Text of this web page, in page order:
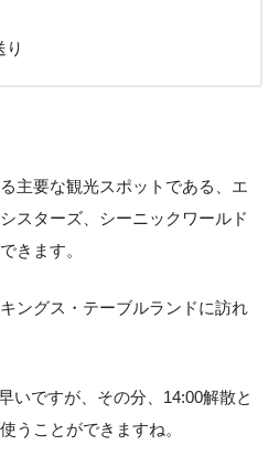
り
主要な観光スポットである、エ
スターズ、シーニックワールド
きます。
ングス・テーブルランドに訪れ
いですが、その分、14:00解散と
うことができますね。